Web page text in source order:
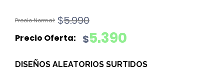
$5.990
El
original
$5.990.
$5.390
El
actual
$5.390.
DISEÑOS ALEATORIOS SURTIDOS